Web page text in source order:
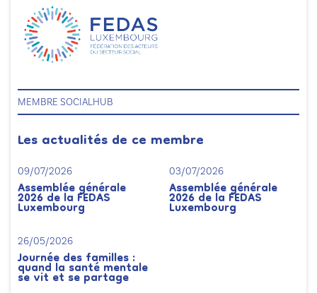
MEMBRE SOCIALHUB
Les actualités de ce membre
09/07/2026
Assemblée générale
2026 de la FEDAS
Luxembourg
03/07/2026
Assemblée générale
2026 de la FEDAS
Luxembourg
26/05/2026
Journée des familles :
quand la santé mentale
se vit et se partage